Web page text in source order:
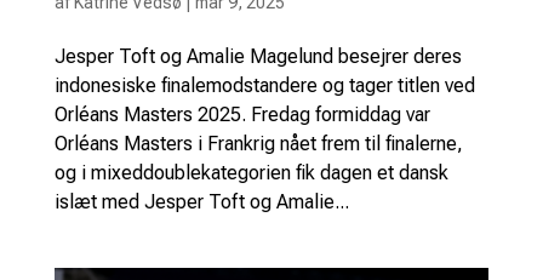
Jesper Toft og Amalie Magelund besejrer deres
indonesiske finalemodstandere og tager titlen ved
Orléans Masters 2025. Fredag formiddag var
Orléans Masters i Frankrig nået frem til finalerne,
og i mixeddoublekategorien fik dagen et dansk
islæt med Jesper Toft og Amalie...